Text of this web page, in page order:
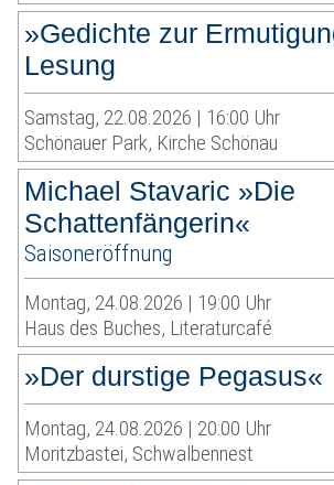
»Gedichte zur
Lesung
Samstag, 22.08.2026 | 16:00 Uhr
Schönauer Park, Kirche Schönau
Michael Stavaric »Die
Schattenfängerin«
Saisoneröffnung
Montag, 24.08.2026 | 19:00 Uhr
Haus des Buches, Literaturcafé
»Der durstige Pegasus«
Montag, 24.08.2026 | 20:00 Uhr
Moritzbastei, Schwalbennest